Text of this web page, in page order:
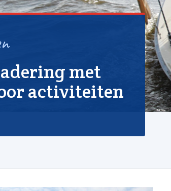
met
activiteiten